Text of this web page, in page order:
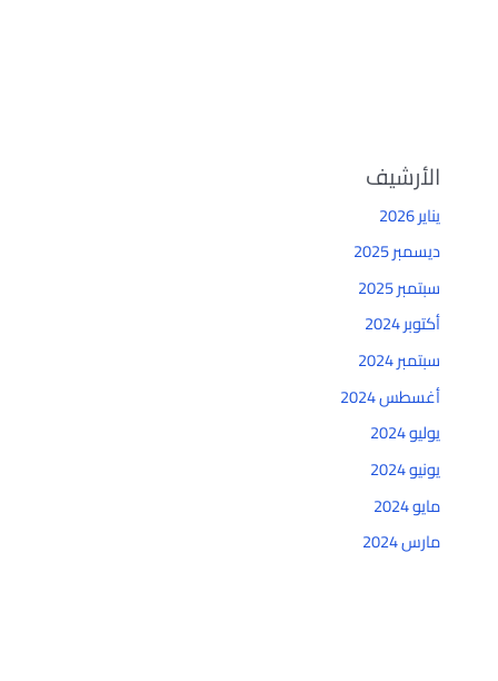
الأرشيف
يناير 2026
ديسمبر 2025
سبتمبر 2025
أكتوبر 2024
سبتمبر 2024
أغسطس 2024
يوليو 2024
يونيو 2024
مايو 2024
مارس 2024